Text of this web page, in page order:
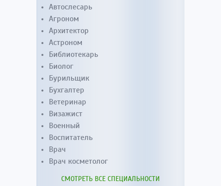
Автослесарь
Агроном
Архитектор
Астроном
Библиотекарь
Биолог
Бурильщик
Бухгалтер
Ветеринар
Визажист
Военный
Воспитатель
Врач
Врач косметолог
СМОТРЕТЬ ВСЕ СПЕЦИАЛЬНОСТИ